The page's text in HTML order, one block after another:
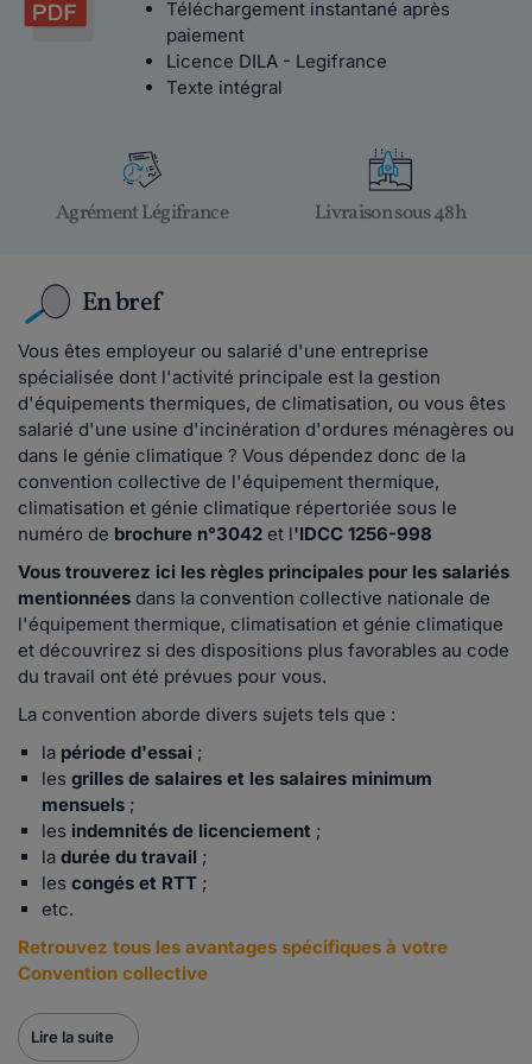
Téléchargement instantané après
paiement
Licence DILA - Legifrance
Texte intégral
Agrément Légifrance Livraison sous 48h
En bref
Vous êtes employeur ou salarié d'une entreprise
spécialisée dont l'activité principale est la gestion
d'équipements thermiques, de climatisation, ou vous êtes
salarié d'une usine d'incinération d'ordures ménagères ou
dans le génie climatique ? Vous dépendez donc de la
convention collective de l'équipement thermique,
climatisation et génie climatique répertoriée sous le
numéro de brochure n°3042 et l'IDCC 1256-998
Vous trouverez ici les règles principales pour les salariés
mentionnées dans la convention collective nationale de
l'équipement thermique, climatisation et génie climatique
et découvrirez si des dispositions plus favorables au code
du travail ont été prévues pour vous.
La convention aborde divers sujets tels que :
la période d'essai ;
les grilles de salaires et les salaires minimum
mensuels ;
les indemnités de licenciement ;
la durée du travail ;
les congés et RTT ;
etc.
Retrouvez tous les avantages spécifiques à votre
Convention collective
Lire la suite